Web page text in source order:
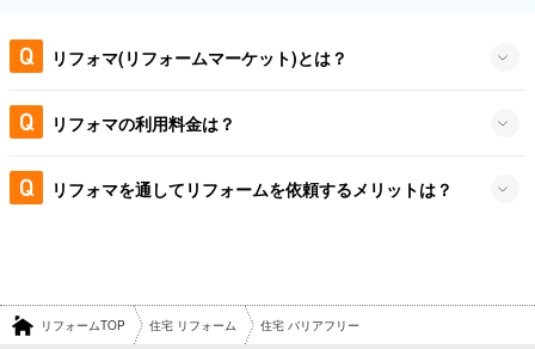
リフォマ(リフォームマーケット)とは？
リフォマの利用料金は？
リフォマを通してリフォームを依頼するメリットは？
リフォームTOP 住宅 リフォーム 住宅 バリアフリー